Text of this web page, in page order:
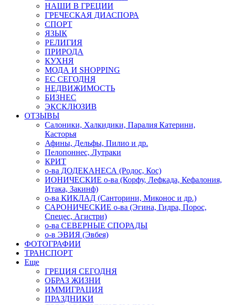
НАШИ В ГРЕЦИИ
ГРЕЧЕСКАЯ ДИАСПОРА
СПОРТ
ЯЗЫК
РЕЛИГИЯ
ПРИРОДА
КУХНЯ
МОДА И SHOPPING
ЕС СЕГОДНЯ
НЕДВИЖИМОСТЬ
БИЗНЕС
ЭКСКЛЮЗИВ
ОТЗЫВЫ
Салоники, Халкидики, Паралия Катерини,
Касторья
Афины, Дельфы, Пилио и др.
Пелопоннес, Лутраки
КРИТ
о-ва ДОДЕКАНЕСА (Родос, Кос)
ИОНИЧЕСКИЕ о-ва (Корфу, Лефкада, Кефалония,
Итака, Закинф)
о-ва КИКЛАД (Санторини, Миконос и др.)
САРОНИЧЕСКИЕ о-ва (Эгина, Гидра, Порос,
Спецес, Агистри)
о-ва СЕВЕРНЫЕ СПОРАДЫ
о-в ЭВИЯ (Эвбея)
ФОТОГРАФИИ
ТРАНСПОРТ
Еще
ГРЕЦИЯ СЕГОДНЯ
ОБРАЗ ЖИЗНИ
ИММИГРАЦИЯ
ПРАЗДНИКИ